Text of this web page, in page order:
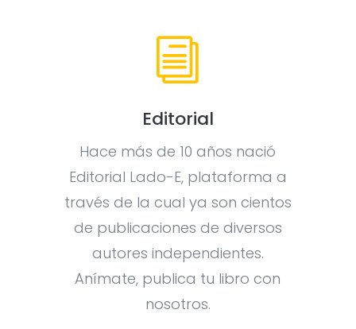
i
Editorial
Hace más de 10 años nació
Editorial Lado-E, plataforma a
través de la cual ya son cientos
de publicaciones de diversos
autores independientes.
Anímate, publica tu libro con
nosotros.